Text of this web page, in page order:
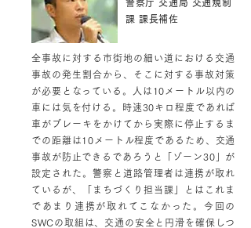
警察庁 交通局 交通規制
課 課長補佐
全事故に対する市街地の細い道における交通
事故の発生割合から、そこに対する事故対策
が必要となっている。人は10メートル以内の
車には気を付ける。時速30キロ程度であれば
車がブレーキをかけてから実際に停止するま
での距離は10メートル程度であるため、交通
事故が防止できるであろうと「ゾーン30」が
設定された。警察と道路管理者は連携が取れ
ているが、「まちづくり担当課」とはこれま
であまり連携が取れてこなかった。今回の
SWCの取組は、交通の安全と円滑を確保しつ